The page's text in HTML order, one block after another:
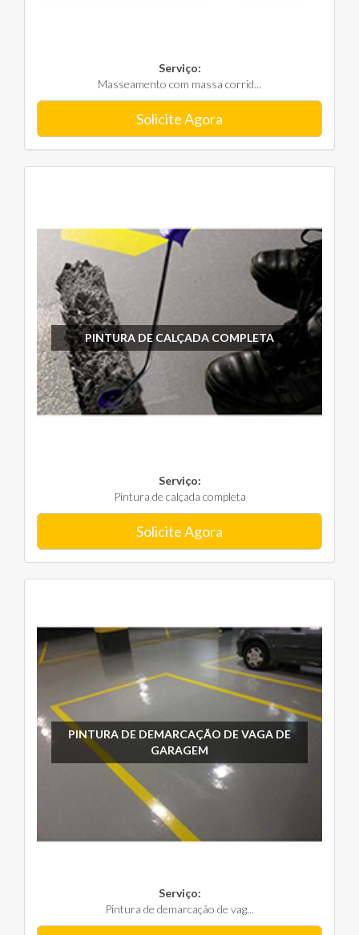
Serviço:
Masseamento com massa corrid...
Solicite Agora
PINTURA DE CALÇADA COMPLETA
Serviço:
Pintura de calçada completa
Solicite Agora
PINTURA DE DEMARCAÇÃO DE VAGA DE
GARAGEM
Serviço:
Pintura de demarcação de vag...